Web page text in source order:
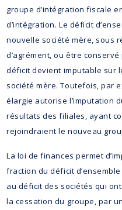
groupe d’intégration fiscale
d’intégration. Le déficit
nouvelle société mère, sous
d’agrément, ou être
déficit devient imputable sur
société mère. Toutefois, par
élargie autorise l’imputation
résultats des filiales, ayant
rejoindraient le nouveau
La loi de finances permet
fraction du déficit
au déficit des sociétés qui
la cessation du groupe, par